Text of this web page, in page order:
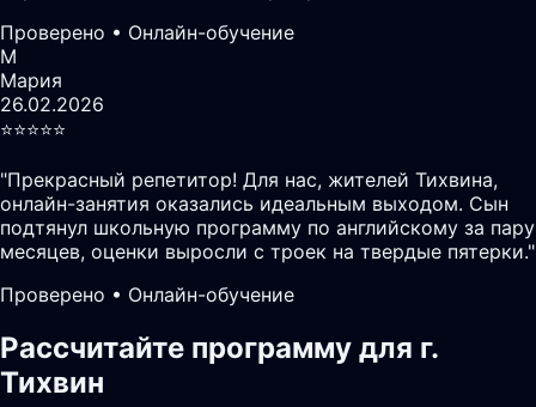
Проверено • Онлайн-обучение
М
Мария
26.02.2026
⭐️⭐️⭐️⭐️⭐️
"Прекрасный репетитор! Для нас, жителей Тихвина,
онлайн-занятия оказались идеальным выходом. Сын
подтянул школьную программу по английскому за пару
месяцев, оценки выросли с троек на твердые пятерки."
Проверено • Онлайн-обучение
Рассчитайте программу для г.
Тихвин